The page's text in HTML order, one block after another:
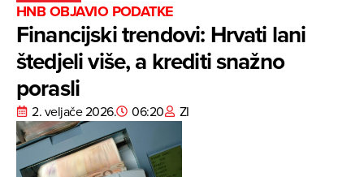
HNB OBJAVIO PODATKE
Financijski trendovi: Hrvati lani
štedjeli više, a krediti snažno
porasli
2. veljače 2026. 06:20 ZI